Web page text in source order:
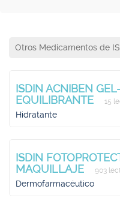
Otros Medicamentos de
ISDIN ACNIBEN
EQUILIBRANTE
15
Hidratante
ISDIN
MAQUILLAJE
903
Dermofarmacéutico